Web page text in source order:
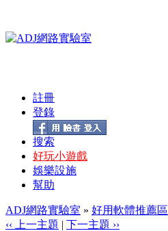
註冊
登錄
搜索
好玩小遊戲
娛樂設施
幫助
ADJ網路實驗室 » 好用軟體推薦區
‹‹ 上一主題 | 下一主題 ››